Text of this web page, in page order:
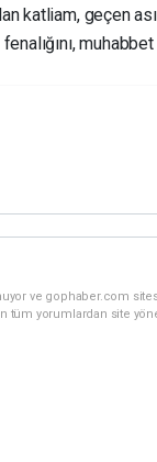
katliam, geçen
ve gophaber.com
tüm yorumlardan site